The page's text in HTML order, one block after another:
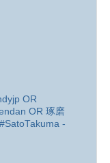
OR
OR 琢磨
-